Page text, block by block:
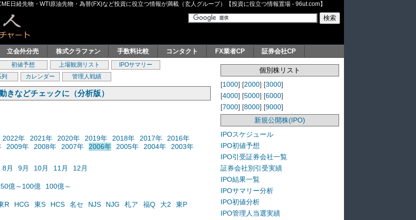
日経先物・WTI原油先物・為替(FX)など投資に役立つ情報が満載（玄人グループ）【投資に役立つ情報置場 - 96ut.com】
立会外分売 株式クラファン 手数料比較 コンタクト FX業者CP 証券会社CP
初値予想 上場観測リスト
IPOサマリー
カレンダー 管理人戦績
きなどチェックに（分析版）
2022年 2021年 2020年 2019年 2018年 2017年
2016年
2009年 2008年 2007年 2006年 2005年 2004年
2003年
8月 9月 10月 11月 12月
50億～100億 100億～
R HCG 東S HCS 名セ NJS NJG 札ア 福Q 大2
東P
個別株リスト
[1000] [2000] [3000]
[4000] [5000] [6000]
[7000] [8000] [9000]
新規公開株(IPO)
IPOスケジュール
IPO初値予想
IPO引受証券会社一覧
証券会社別引受実績
IPO結果一覧
IPOサマリー分析
IPO初値分析
IPO管理人当選実績